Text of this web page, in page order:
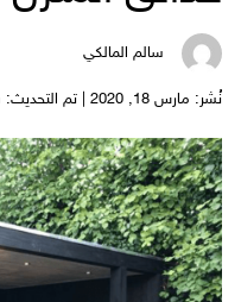
سالم المالكي
نُشر: مارس 18, 2020 | تم التحديث: سبتمبر 30, 2025